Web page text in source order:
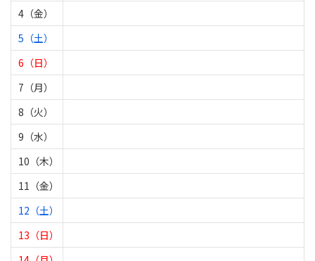
4（金）
5（土）
6（日）
7（月）
8（火）
9（水）
10（木）
11（金）
12（土）
13（日）